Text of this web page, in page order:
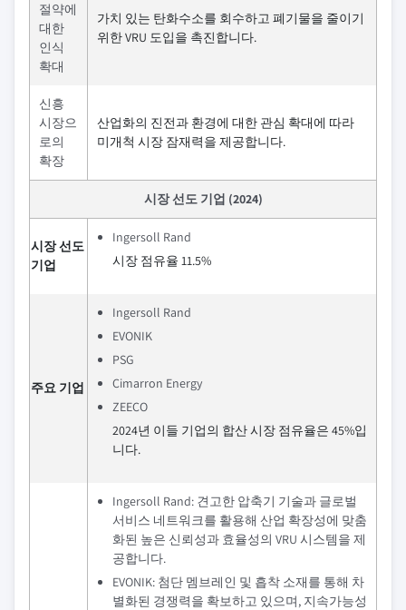
절약에
대한
인식
확대
가치 있는 탄화수소를 회수하고 폐기물을 줄이기
위한 VRU 도입을 촉진합니다.
신흥
시장으
로의
확장
산업화의 진전과 환경에 대한 관심 확대에 따라
미개척 시장 잠재력을 제공합니다.
시장 선도 기업 (2024)
시장 선도
기업
Ingersoll Rand
시장 점유율 11.5%
주요 기업
Ingersoll Rand
EVONIK
PSG
Cimarron Energy
ZEECO
2024년 이들 기업의 합산 시장 점유율은 45%입
니다.
Ingersoll Rand: 견고한 압축기 기술과 글로벌
서비스 네트워크를 활용해 산업 확장성에 맞춤
화된 높은 신뢰성과 효율성의 VRU 시스템을 제
공합니다.
EVONIK: 첨단 멤브레인 및 흡착 소재를 통해 차
별화된 경쟁력을 확보하고 있으며, 지속가능성